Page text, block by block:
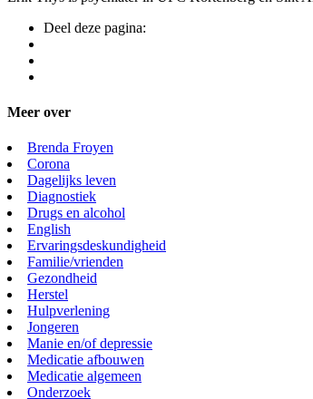
Deel deze pagina:
Meer over
Brenda Froyen
Corona
Dagelijks leven
Diagnostiek
Drugs en alcohol
English
Ervaringsdeskundigheid
Familie/vrienden
Gezondheid
Herstel
Hulpverlening
Jongeren
Manie en/of depressie
Medicatie afbouwen
Medicatie algemeen
Onderzoek